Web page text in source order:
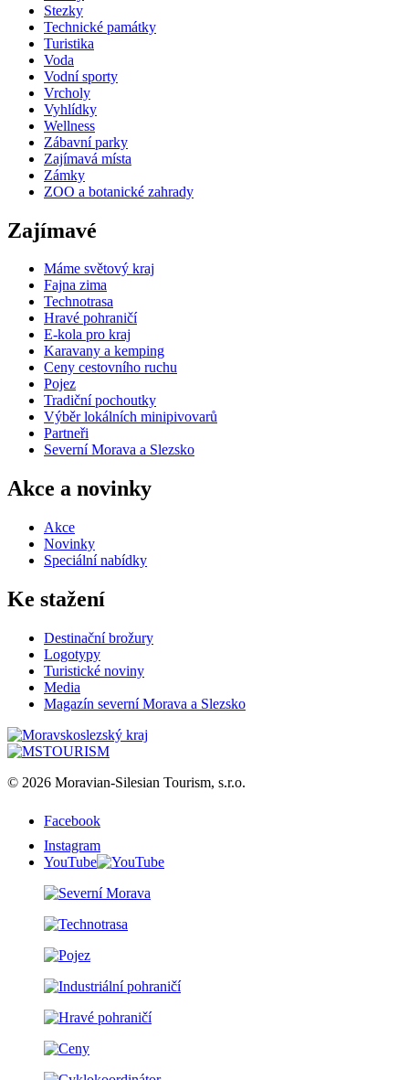
Stezky
Technické památky
Turistika
Voda
Vodní sporty
Vrcholy
Vyhlídky
Wellness
Zábavní parky
Zajímavá místa
Zámky
ZOO a botanické zahrady
Zajímavé
Máme světový kraj
Fajna zima
Technotrasa
Hravé pohraničí
E-kola pro kraj
Karavany a kemping
Ceny cestovního ruchu
Pojez
Tradiční pochoutky
Výběr lokálních minipivovarů
Partneři
Severní Morava a Slezsko
Akce a novinky
Akce
Novinky
Speciální nabídky
Ke stažení
Destinační brožury
Logotypy
Turistické noviny
Media
Magazín severní Morava a Slezsko
© 2026 Moravian-Silesian Tourism, s.r.o.
Facebook
Instagram
YouTube